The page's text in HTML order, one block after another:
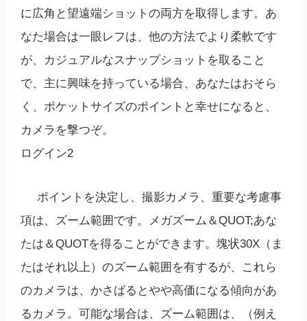
に広角と望遠端ショットの両方を取得します。あ
なた場合は一眼レフは、他の方法でより柔軟です
が、カジュアルなスナップショットを取ること
で、主に興味を持っている場合、あなたはおそら
く、ポケットサイズのポイントと幸せになると、
カメラを撃つぞ。
ログイン2
ポイントを決定し、撮影カメラ、重要な考慮事
項は、ズーム範囲です。メガズーム＆QUOT;あな
たは＆QUOTを得ることができます。塊状30X（ま
たはそれ以上）のズーム範囲を有するが、これら
のカメラは、かさばるとやや高価になる傾向があ
るカメラ。可能な場合は、ズーム範囲は、（例え